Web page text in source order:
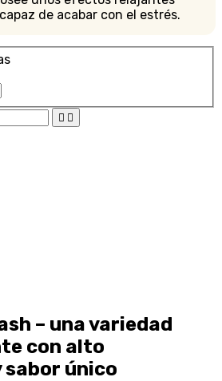
de acabar con el estrés.
 
– una variedad
con alto
único